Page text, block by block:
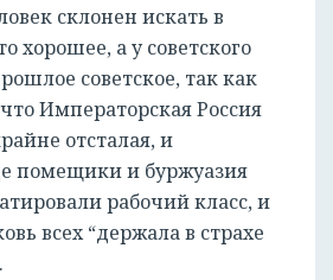
склонен искать в
хорошее, а у советского
советское, так как
Императорская Россия
отсталая, и
помещики и буржуазия
рабочий класс, и
всех “держала в страхе
РЕГИСТРАЦИЯ